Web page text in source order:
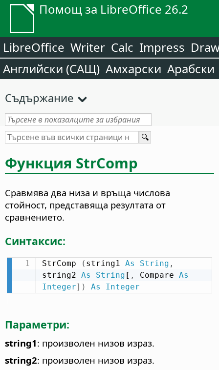
Помощ за LibreOffice 26.2
LibreOffice Writer Calc Impress
Английски (САЩ) Амхарски Арабски
Съдържание
Функция StrComp
Сравмява два низа и връща числова
стойност, представяща резултата от
сравнението.
Синтаксис:
StrComp ( string1 As String ,
string2 As String [ , Compare As
Integer] ) As Integer
Параметри:
string1: произволен низов израз.
string2: произволен низов израз.